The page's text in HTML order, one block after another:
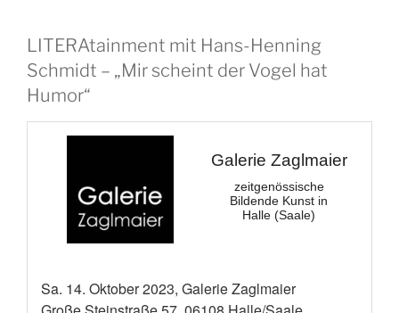
LITERAtainment mit Hans-Henning
Schmidt – „Mir scheint der Vogel hat
Humor“